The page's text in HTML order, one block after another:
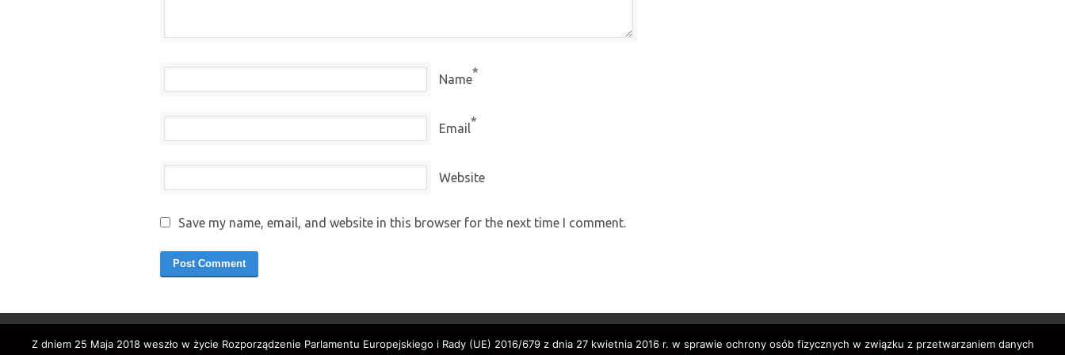
Name*
Email *
Website
Save my name, email, and website in this browser for the next time I comment.
Z dniem 25 Maja 2018 weszło w życie Rozporządzenie Parlamentu Europejskiego i Rady (UE) 2016/679 z dnia 27 kwietnia 2016 r. w sprawie ochrony osób fizycznych w związku z przetwarzaniem danych